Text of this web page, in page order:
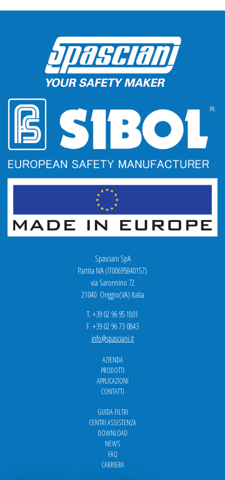
Spasciani SpA
Partita IVA (IT00695840157)
via Saronnino 72
21040 Origgio(VA) Italia
T. +39 02 96 95 1801
F. +39 02 96 73 0843
info@spasciani.it
AZIENDA
PRODOTTI
APPLICAZIONI
CONTATTI
GUIDA FILTRI
CENTRI ASSISTENZA
DOWNLOAD
NEWS
FAQ
CARRIERA